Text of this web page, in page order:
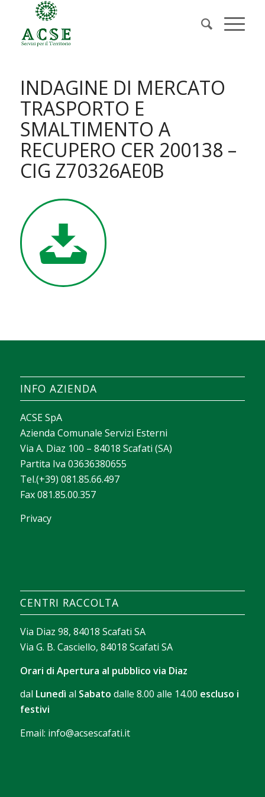
INDAGINE DI MERCATO
TRASPORTO E
SMALTIMENTO A
RECUPERO CER 200138 –
CIG Z70326AE0B
INFO AZIENDA
ACSE SpA
Azienda Comunale Servizi Esterni
Via A. Diaz 100 – 84018 Scafati (SA)
Partita Iva 03636380655
Tel.(+39) 081.85.66.497
Fax 081.85.00.357
Privacy
construire un texte court sur les filtres de
recherche, le tri des jeux et les outils qui facilitent
l’exploration sans perdre de temps.
CENTRI RACCOLTA
Via Diaz 98, 84018 Scafati SA
Via G. B. Casciello, 84018 Scafati SA
Orari di Apertura al pubblico via Diaz
dal Lunedì al Sabato dalle 8.00 alle 14.00 escluso i
festivi
Email: info@acsescafati.it